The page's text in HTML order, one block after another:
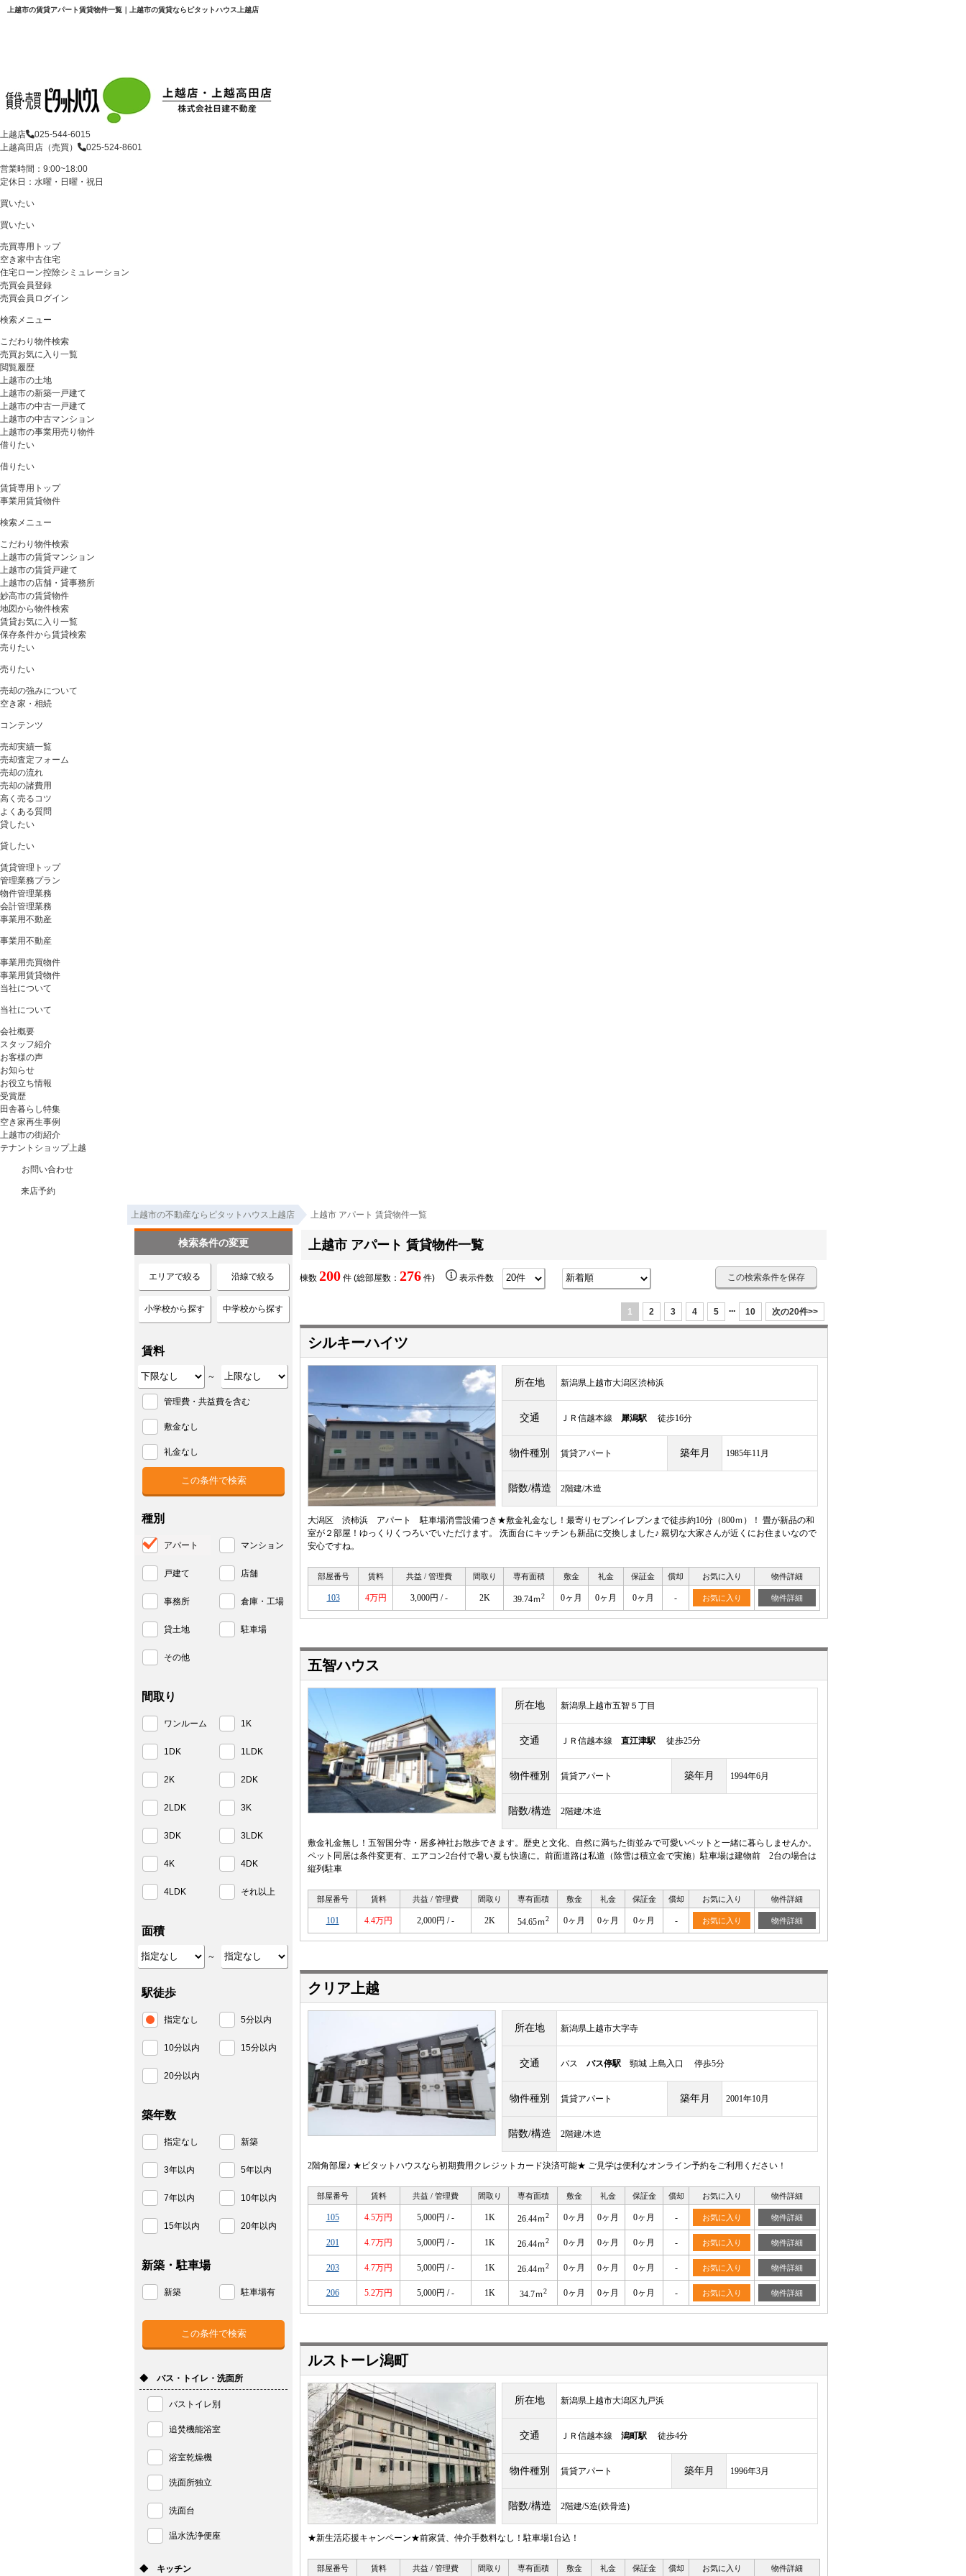
上越市の賃貸アパート賃貸物件一覧｜上越市の賃貸ならピタットハウス上越店
上越店
025-544-6015
上越高田店（売買）
025-524-8601
営業時間：9:00~18:00
定休日：水曜・日曜・祝日
買いたい
買いたい
売買専用トップ
空き家中古住宅
住宅ローン控除シミュレーション
売買会員登録
売買会員ログイン
検索メニュー
こだわり物件検索
売買お気に入り一覧
閲覧履歴
上越市の土地
上越市の新築一戸建て
上越市の中古一戸建て
上越市の中古マンション
上越市の事業用売り物件
借りたい
借りたい
賃貸専用トップ
事業用賃貸物件
検索メニュー
こだわり物件検索
上越市の賃貸マンション
上越市の賃貸戸建て
上越市の店舗・貸事務所
妙高市の賃貸物件
地図から物件検索
賃貸お気に入り一覧
保存条件から賃貸検索
売りたい
売りたい
売却の強みについて
空き家・相続
コンテンツ
売却実績一覧
売却査定フォーム
売却の流れ
売却の諸費用
高く売るコツ
よくある質問
貸したい
貸したい
賃貸管理トップ
管理業務プラン
物件管理業務
会計管理業務
事業用不動産
事業用不動産
事業用売買物件
事業用賃貸物件
当社について
当社について
会社概要
スタッフ紹介
お客様の声
お知らせ
お役立ち情報
受賞歴
田舎暮らし特集
空き家再生事例
上越市の街紹介
テナントショップ上越
お問い合わせ
来店予約
上越市の不動産ならピタットハウス上越店 上越市 アパート 賃貸物件一覧
上越市 アパート 賃貸物件一覧
棟数 200 件 (総部屋数： 276 件) 表示件数 この検索条件を保存
1 2 3 4 5 ... 10 次の20件>>
シルキーハイツ
所在地 新潟県上越市大潟区渋柿浜
交通 ＪＲ信越本線 犀潟駅 徒歩16分
物件種別 賃貸アパート 築年月 1985年11月
階数/構造 2階建/木造
大潟区 渋柿浜 アパート 駐車場消雪設備つき★敷金礼金なし！最寄りセブンイレブンまで徒歩約10分（800ｍ）！ 畳が新品の和
室が２部屋！ゆっくりくつろいでいただけます。 洗面台にキッチンも新品に交換しました♪ 親切な大家さんが近くにお住まいなので
安心ですね。
部屋番号 賃料 共益 / 管理費 間取り 専有面積 敷金 礼金 保証金 償却 お気に入り 物件詳細
103 4万円 3,000円 / - 2K 39.74ｍ2 0ヶ月 0ヶ月 0ヶ月 - お気に入り 物件詳細
五智ハウス
所在地 新潟県上越市五智５丁目
交通 ＪＲ信越本線 直江津駅 徒歩25分
物件種別 賃貸アパート 築年月 1994年6月
階数/構造 2階建/木造
敷金礼金無し！五智国分寺・居多神社お散歩できます。歴史と文化、自然に満ちた街並みで可愛いペットと一緒に暮らしませんか。
ペット同居は条件変更有、エアコン2台付で暑い夏も快適に。前面道路は私道（除雪は積立金で実施）駐車場は建物前 2台の場合は
縦列駐車
部屋番号 賃料 共益 / 管理費 間取り 専有面積 敷金 礼金 保証金 償却 お気に入り 物件詳細
101 4.4万円 2,000円 / - 2K 54.65ｍ2 0ヶ月 0ヶ月 0ヶ月 - お気に入り 物件詳細
クリア上越
所在地 新潟県上越市大字寺
交通 バス バス停駅 頸城 上島入口 停歩5分
物件種別 賃貸アパート 築年月 2001年10月
階数/構造 2階建/木造
2階角部屋♪ ★ピタットハウスなら初期費用クレジットカード決済可能★ ご見学は便利なオンライン予約をご利用ください！
部屋番号 賃料 共益 / 管理費 間取り 専有面積 敷金 礼金 保証金 償却 お気に入り 物件詳細
105 4.5万円 5,000円 / - 1K 26.44ｍ2 0ヶ月 0ヶ月 0ヶ月 - お気に入り 物件詳細
201 4.7万円 5,000円 / - 1K 26.44ｍ2 0ヶ月 0ヶ月 0ヶ月 - お気に入り 物件詳細
203 4.7万円 5,000円 / - 1K 26.44ｍ2 0ヶ月 0ヶ月 0ヶ月 - お気に入り 物件詳細
206 5.2万円 5,000円 / - 1K 34.7ｍ2 0ヶ月 0ヶ月 0ヶ月 - お気に入り 物件詳細
ルストーレ潟町
所在地 新潟県上越市大潟区九戸浜
交通 ＪＲ信越本線 潟町駅 徒歩4分
物件種別 賃貸アパート 築年月 1996年3月
階数/構造 2階建/S造(鉄骨造)
★新生活応援キャンペーン★前家賃、仲介手数料なし！駐車場1台込！
部屋番号 賃料 共益 / 管理費 間取り 専有面積 敷金 礼金 保証金 償却 お気に入り 物件詳細
検索条件の変更
エリアで絞る 沿線で絞る
小学校から探す 中学校から探す
賃料
～
管理費・共益費を含む
敷金なし
礼金なし
種別
アパート マンション
戸建て 店舗
事務所 倉庫・工場
貸土地 駐車場
その他
間取り
ワンルーム 1K
1DK 1LDK
2K 2DK
2LDK 3K
3DK 3LDK
4K 4DK
4LDK それ以上
面積
～
駅徒歩
指定なし 5分以内
10分以内 15分以内
20分以内
築年数
指定なし 新築
3年以内 5年以内
7年以内 10年以内
15年以内 20年以内
新築・駐車場
新築 駐車場有
◆ バス・トイレ・洗面所
バストイレ別
追焚機能浴室
浴室乾燥機
洗面所独立
洗面台
温水洗浄便座
◆ キッチン